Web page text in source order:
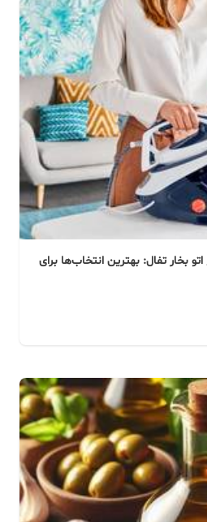
بخار تفال: بهترین انتخاب‌ها برای